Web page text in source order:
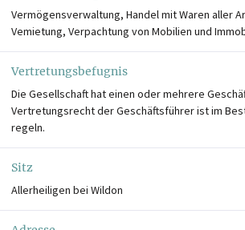
Vermögensverwaltung, Handel mit Waren aller
Vemietung, Verpachtung von Mobilien und
Vertretungsbefugnis
Die Gesellschaft hat einen oder mehrere
Vertretungsrecht der Geschäftsführer ist im
regeln.
Sitz
Allerheiligen bei Wildon